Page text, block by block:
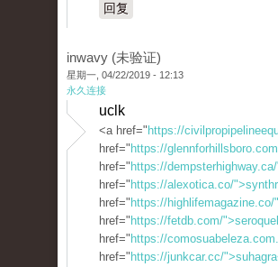
回复
inwavy (未验证)
星期一, 04/22/2019 - 12:13
永久连接
uclk
<a href=" https://
href=" https://
href=" https://
href=" https://alexotica.co/
href=" https://highlifemagazine.co/
href=" https://fetdb.com/">seroquel
href=" https://
href=" https://junkcar.cc/